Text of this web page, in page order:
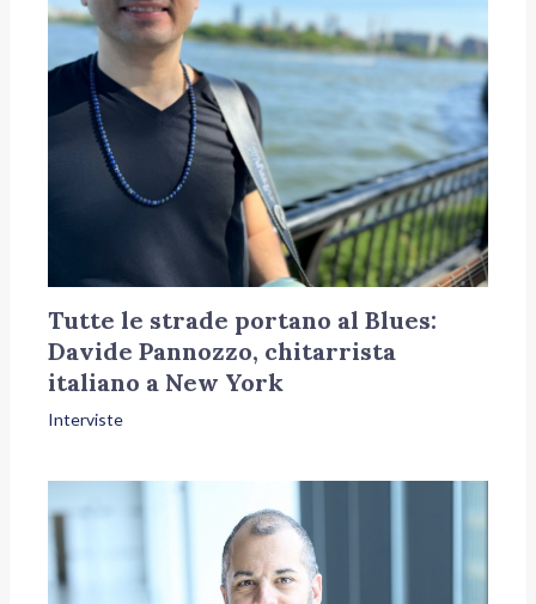
Tutte le strade portano al Blues:
Davide Pannozzo, chitarrista
italiano a New York
Interviste